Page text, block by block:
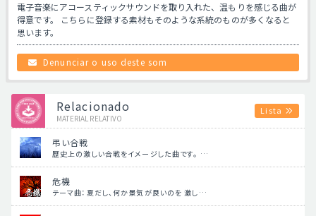
電子音楽にアコースティックサウンドを取り入れた、温もりを感じる曲が
得意です。 こちらに登録する素材もそのような系統のものが多くなると
思います。
Denunciar o uso deste som
Relacionado
MATERIAL RELATIVO
Lista
弔い合戦
歴史上の激しい合戦をイメージした曲です。 …
危機
テーマ曲：夏だし、何か景気が良いのを 激し…